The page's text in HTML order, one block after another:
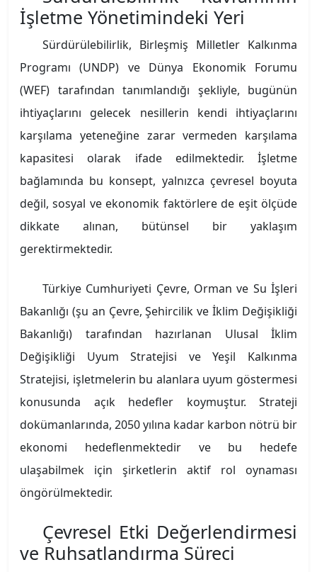
İşletme Yönetimindeki Yeri
Sürdürülebilirlik, Birleşmiş Milletler Kalkınma
Programı (UNDP) ve Dünya Ekonomik Forumu
(WEF) tarafından tanımlandığı şekliyle, bugünün
ihtiyaçlarını gelecek nesillerin kendi ihtiyaçlarını
karşılama yeteneğine zarar vermeden karşılama
kapasitesi olarak ifade edilmektedir. İşletme
bağlamında bu konsept, yalnızca çevresel boyuta
değil, sosyal ve ekonomik faktörlere de eşit ölçüde
dikkate alınan, bütünsel bir yaklaşım
gerektirmektedir.
Türkiye Cumhuriyeti Çevre, Orman ve Su İşleri
Bakanlığı (şu an Çevre, Şehircilik ve İklim Değişikliği
Bakanlığı) tarafından hazırlanan Ulusal İklim
Değişikliği Uyum Stratejisi ve Yeşil Kalkınma
Stratejisi, işletmelerin bu alanlara uyum göstermesi
konusunda açık hedefler koymuştur. Strateji
dokümanlarında, 2050 yılına kadar karbon nötrü bir
ekonomi hedeflenmektedir ve bu hedefe
ulaşabilmek için şirketlerin aktif rol oynaması
öngörülmektedir.
Çevresel Etki Değerlendirmesi
ve Ruhsatlandırma Süreci